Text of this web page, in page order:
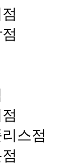
스점